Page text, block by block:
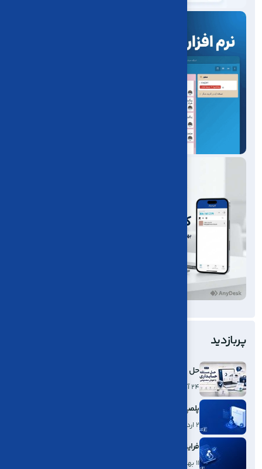
پربازدید
حل مسئله حسابداری با هوش مصنوعی
24 آذر، 1404
پلمپ دفاتر الکترونیکی 1404
2 ارديبهشت، 1404
فرایند کامل پلمپ دفاتر الکترونیکی بر اساس قانون ۱۴۰۴
11 بهمن، 1404